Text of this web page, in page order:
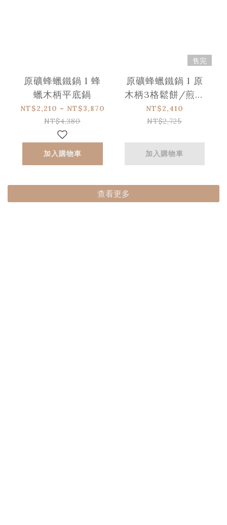
原礦蜂蠟鐵鍋 l 蜂
蠟木柄平底鍋
NT$2,210 ~ NT$3,870
NT$4,380
加入購物車
售完
原礦蜂蠟鐵鍋 l 原
木柄3格鬆餅/煎蛋
鍋
NT$2,410
NT$2,725
加入購物車
查看更多